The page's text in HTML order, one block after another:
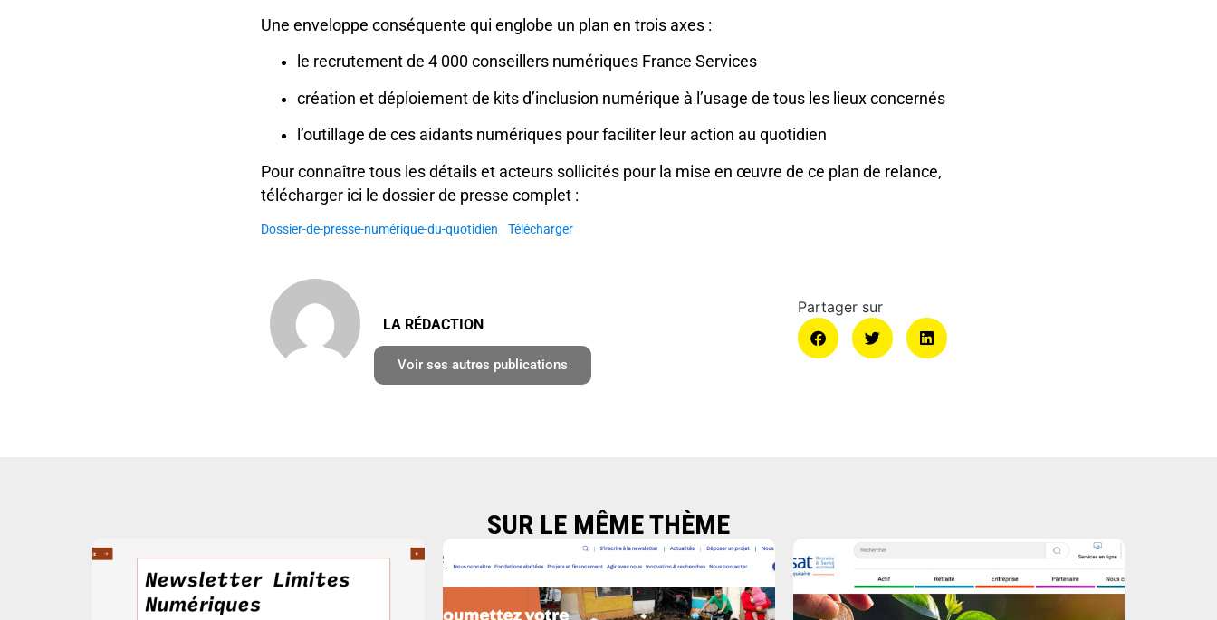
Une enveloppe conséquente qui englobe un plan en trois axes :
le recrutement de 4 000 conseillers numériques France Services
création et déploiement de kits d’inclusion numérique à l’usage de tous les lieux concernés
l’outillage de ces aidants numériques pour faciliter leur action au quotidien
Pour connaître tous les détails et acteurs sollicités pour la mise en œuvre de ce plan de relance,
télécharger ici le dossier de presse complet :
Dossier-de-presse-numérique-du-quotidien Télécharger
LA RÉDACTION
Voir ses autres publications
SUR LE MÊME THÈME